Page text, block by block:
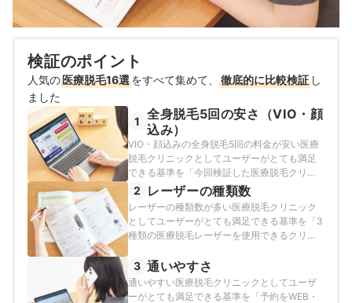
検証のポイント
人気の医療脱毛16選をすべて集めて、 徹底的に比較検証 し
ました
1 全身脱毛5回の安さ（VIO・顔
込み）
VIO・顔込みの全身脱毛5回の料金が安い医療
脱毛クリニックとしてユーザーがとても満足
できる基準を「今回検証した医療脱毛クリニ
ックのなかで最も料金が安い5回プラン」と
し、以下の方法で各クリニックの検証を行い
ました。2026年7月2日時点の情報をもとに検
証を行なっています。
2 レーザーの種類数
レーザーの種類数が多い医療脱毛クリニック
としてユーザーがとても満足できる基準を「3
種類の医療脱毛レーザーを使用できるクリニ
証を行いました。
3 通いやすさ
通いやすい医療脱毛クリニックとしてユーザ
ーがとても満足できる基準を「予約をWEB・